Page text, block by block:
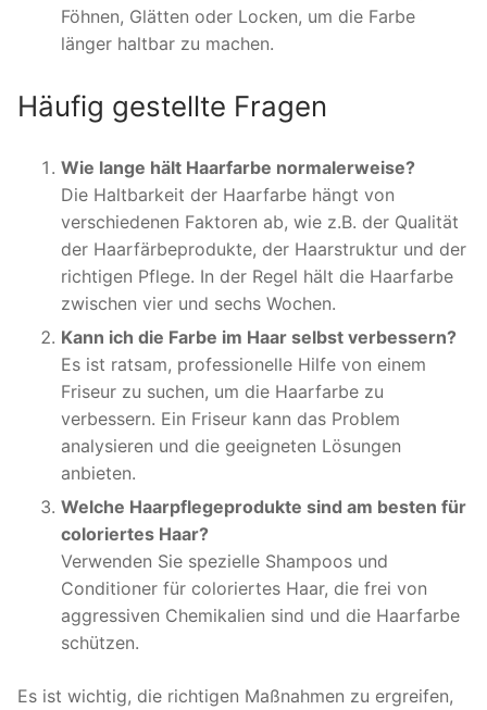
Föhnen, Glätten oder Locken, um die Farbe
länger haltbar zu machen.
Häufig gestellte Fragen
Wie lange hält Haarfarbe normalerweise?
Die Haltbarkeit der Haarfarbe hängt von
verschiedenen Faktoren ab, wie z.B. der Qualität
der Haarfärbeprodukte, der Haarstruktur und der
richtigen Pflege. In der Regel hält die Haarfarbe
zwischen vier und sechs Wochen.
Kann ich die Farbe im Haar selbst verbessern?
Es ist ratsam, professionelle Hilfe von einem
Friseur zu suchen, um die Haarfarbe zu
verbessern. Ein Friseur kann das Problem
analysieren und die geeigneten Lösungen
anbieten.
Welche Haarpflegeprodukte sind am besten für
coloriertes Haar?
Verwenden Sie spezielle Shampoos und
Conditioner für coloriertes Haar, die frei von
aggressiven Chemikalien sind und die Haarfarbe
schützen.
Es ist wichtig, die richtigen Maßnahmen zu ergreifen,